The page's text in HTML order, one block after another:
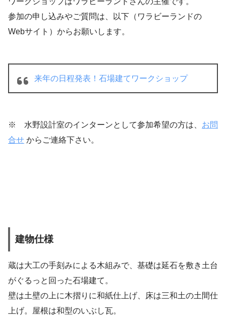
参加の申し込みやご質問は、以下（ワラビーランドの
Webサイト）からお願いします。
来年の日程発表！石場建てワークショップ
※ 水野設計室のインターンとして参加希望の方は、 お問
合せ からご連絡下さい。
建物仕様
蔵は大工の手刻みによる木組みで、基礎は延石を敷き土台
がぐるっと回った石場建て。
壁は土壁の上に木摺りに和紙仕上げ、床は三和土の土間仕
上げ。屋根は和型のいぶし瓦。